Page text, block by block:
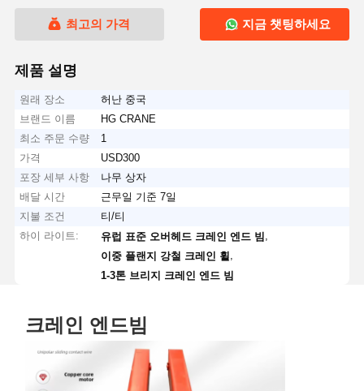
최고의 가격 지금 챗팅하세요
제품 설명
원래 장소
허난 중국
브랜드 이름
HG CRANE
최소 주문 수량
1
가격
USD300
포장 세부 사항
나무 상자
배달 시간
근무일 기준 7일
지불 조건
티/티
하이 라이트:
유럽 표준 오버헤드 크레인 엔드 빔
이중 플랜지 강철 크레인 휠
1-3톤 브리지 크레인 엔드 빔
크레인 엔드빔